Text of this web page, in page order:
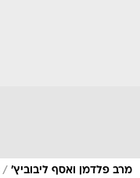
מרב פלדמן ואסף ליבוביץ' /